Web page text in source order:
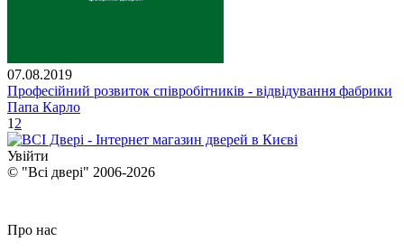
07.08.2019
Професійний розвиток співробітників - відвідування фабрики
Папа Карло
1 2
Увійти
© "Всі двері" 2006-2026
Про нас